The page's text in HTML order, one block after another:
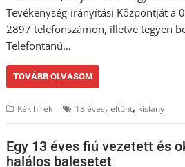
Tevékenység-irányítási Központját a
2897 telefonszámon, illetve tegyen
Telefontanú…
TOVÁBB OLVASOM
Kék hírek 13 éves,eltűnt, kislány
Egy 13 éves fiú vezetett és
halálos balesetet